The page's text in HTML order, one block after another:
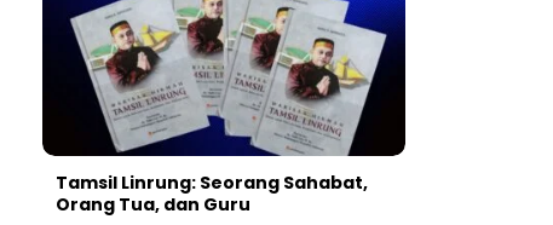
Tamsil Linrung: Seorang Sahabat,
Orang Tua, dan Guru